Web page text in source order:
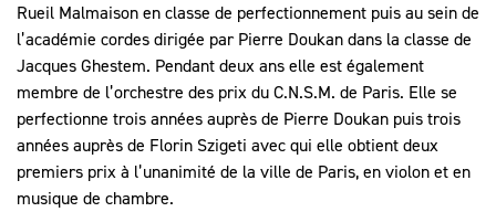
Rueil Malmaison en classe de perfectionnement puis au sein de
l’académie cordes dirigée par Pierre Doukan dans la classe de
Jacques Ghestem. Pendant deux ans elle est également
membre de l’orchestre des prix du C.N.S.M. de Paris. Elle se
perfectionne trois années auprès de Pierre Doukan puis trois
années auprès de Florin Szigeti avec qui elle obtient deux
premiers prix à l’unanimité de la ville de Paris, en violon et en
musique de chambre.